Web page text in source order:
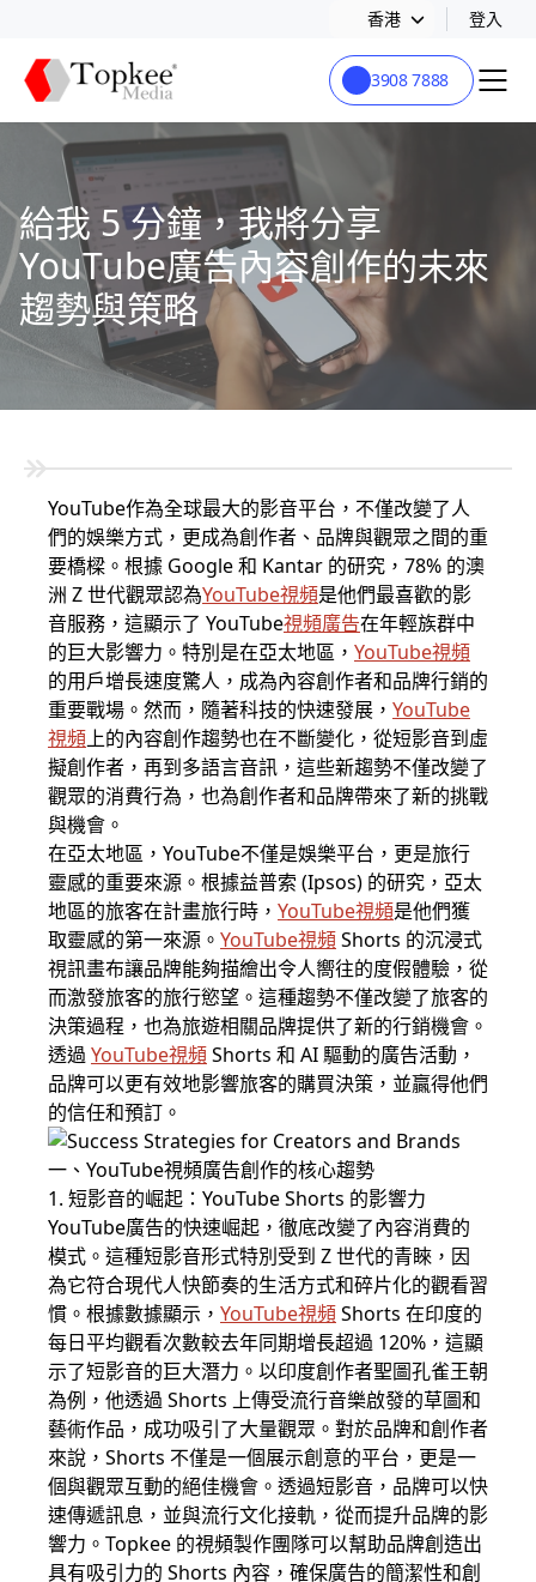
香港 登入
3908 7888
給我 5 分鐘，我將分享
YouTube廣告內容創作的未來
趨勢與策略
YouTube作為全球最大的影音平台，不僅改變了人
們的娛樂方式，更成為創作者、品牌與觀眾之間的重
要橋樑。根據 Google 和 Kantar 的研究，78% 的澳
洲 Z 世代觀眾認為YouTube視頻是他們最喜歡的影
音服務，這顯示了 YouTube視頻廣告在年輕族群中
的巨大影響力。特別是在亞太地區， YouTube視頻
的用戶增長速度驚人，成為內容創作者和品牌行銷的
重要戰場。然而，隨著科技的快速發展， YouTube
視頻上的內容創作趨勢也在不斷變化，從短影音到虛
擬創作者，再到多語言音訊，這些新趨勢不僅改變了
觀眾的消費行為，也為創作者和品牌帶來了新的挑戰
與機會。
在亞太地區，YouTube不僅是娛樂平台，更是旅行
靈感的重要來源。根據益普索 (Ipsos) 的研究，亞太
地區的旅客在計畫旅行時， YouTube視頻是他們獲
取靈感的第一來源。 YouTube視頻Shorts 的沉浸式
視訊畫布讓品牌能夠描繪出令人嚮往的度假體驗，從
而激發旅客的旅行慾望。這種趨勢不僅改變了旅客的
決策過程，也為旅遊相關品牌提供了新的行銷機會。
透過YouTube視頻Shorts 和 AI 驅動的廣告活動，
品牌可以更有效地影響旅客的購買決策，並贏得他們
的信任和預訂。
一、YouTube視頻廣告創作的核心趨勢
1. 短影音的崛起：YouTube Shorts 的影響力
YouTube廣告的快速崛起，徹底改變了內容消費的
模式。這種短影音形式特別受到 Z 世代的青睞，因
為它符合現代人快節奏的生活方式和碎片化的觀看習
慣。根據數據顯示， YouTube視頻Shorts 在印度的
每日平均觀看次數較去年同期增長超過 120%，這顯
示了短影音的巨大潛力。以印度創作者聖圖孔雀王朝
為例，他透過 Shorts 上傳受流行音樂啟發的草圖和
藝術作品，成功吸引了大量觀眾。對於品牌和創作者
來說，Shorts 不僅是一個展示創意的平台，更是一
個與觀眾互動的絕佳機會。透過短影音，品牌可以快
速傳遞訊息，並與流行文化接軌，從而提升品牌的影
響力。Topkee 的視頻製作團隊可以幫助品牌創造出
具有吸引力的 Shorts 內容，確保廣告的簡潔性和創